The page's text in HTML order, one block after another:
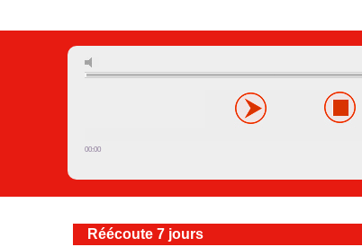
00:00
Réécoute 7 jours